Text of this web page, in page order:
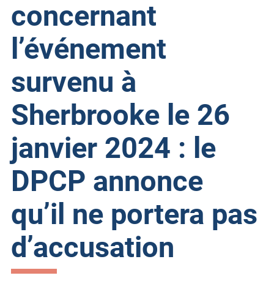
concernant
l’événement
survenu à
Sherbrooke le 26
janvier 2024 : le
DPCP annonce
qu’il ne portera pas
d’accusation